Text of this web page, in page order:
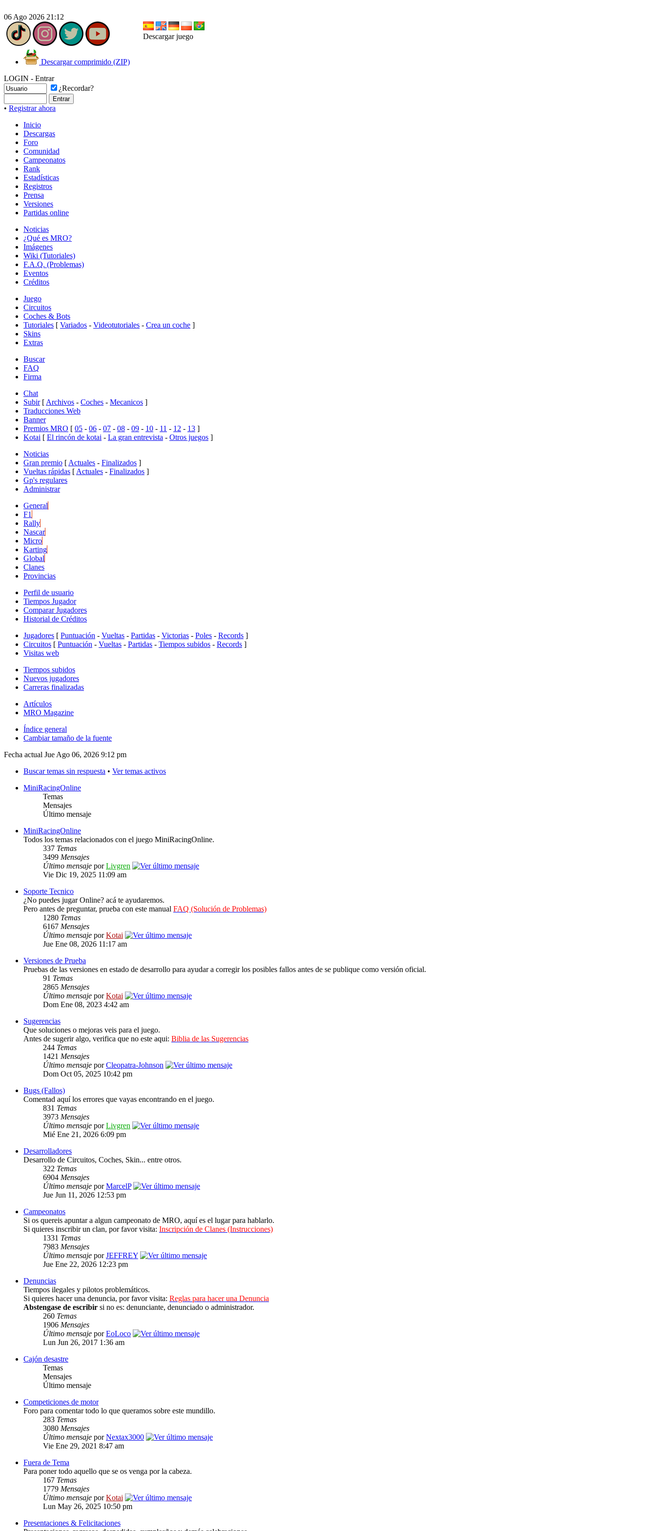
06 Ago 2026 21:12
Descargar juego
Descargar comprimido (ZIP)
LOGIN - Entrar
¿Recordar?
• Registrar ahora
Inicio
Descargas
Foro
Comunidad
Campeonatos
Rank
Estadísticas
Registros
Prensa
Versiones
Partidas online
Noticias
¿Qué es MRO?
Imágenes
Wiki (Tutoriales)
F.A.Q. (Problemas)
Eventos
Créditos
Juego
Circuitos
Coches & Bots
Tutoriales [ Variados - Videotutoriales - Crea un coche ]
Skins
Extras
Buscar
FAQ
Firma
Chat
Subir [ Archivos - Coches - Mecanicos ]
Traducciones Web
Banner
Premios MRO [ 05 - 06 - 07 - 08 - 09 - 10 - 11 - 12 - 13 ]
Kotai [ El rincón de kotai - La gran entrevista - Otros juegos ]
Noticias
Gran premio [ Actuales - Finalizados ]
Vueltas rápidas [ Actuales - Finalizados ]
Gp's regulares
Administrar
General
F1
Rally
Nascar
Micro
Karting
Global
Clanes
Provincias
Perfil de usuario
Tiempos Jugador
Comparar Jugadores
Historial de Créditos
Jugadores [ Puntuación - Vueltas - Partidas - Victorias - Poles - Records ]
Circuitos [ Puntuación - Vueltas - Partidas - Tiempos subidos - Records ]
Visitas web
Tiempos subidos
Nuevos jugadores
Carreras finalizadas
Artículos
MRO Magazine
Índice general
Cambiar tamaño de la fuente
Fecha actual Jue Ago 06, 2026 9:12 pm
Buscar temas sin respuesta • Ver temas activos
MiniRacingOnline
Temas
Mensajes
Último mensaje
MiniRacingOnline
Todos los temas relacionados con el juego MiniRacingOnline.
337 Temas
3499 Mensajes
Último mensaje porLivgren
Vie Dic 19, 2025 11:09 am
Soporte Tecnico
¿No puedes jugar Online? acá te ayudaremos.
Pero antes de preguntar, prueba con este manual FAQ (Solución de Problemas)
1280 Temas
6167 Mensajes
Último mensaje porKotai
Jue Ene 08, 2026 11:17 am
Versiones de Prueba
Pruebas de las versiones en estado de desarrollo para ayudar a corregir los posibles fallos antes de se publique como versión oficial.
91 Temas
2865 Mensajes
Último mensaje porKotai
Dom Ene 08, 2023 4:42 am
Sugerencias
Que soluciones o mejoras veis para el juego.
Antes de sugerir algo, verifica que no este aqui: Biblia de las Sugerencias
244 Temas
1421 Mensajes
Último mensaje porCleopatra-Johnson
Dom Oct 05, 2025 10:42 pm
Bugs (Fallos)
Comentad aquí los errores que vayas encontrando en el juego.
831 Temas
3973 Mensajes
Último mensaje porLivgren
Mié Ene 21, 2026 6:09 pm
Desarrolladores
Desarrollo de Circuitos, Coches, Skin... entre otros.
322 Temas
6904 Mensajes
Último mensaje porMarcelP
Jue Jun 11, 2026 12:53 pm
Campeonatos
Si os quereis apuntar a algun campeonato de MRO, aquí es el lugar para hablarlo.
Si quieres inscribir un clan, por favor visita: Inscripción de Clanes (Instrucciones)
1331 Temas
7983 Mensajes
Último mensaje porJEFFREY
Jue Ene 22, 2026 12:23 pm
Denuncias
Tiempos ilegales y pilotos problemáticos.
Si quieres hacer una denuncia, por favor visita: Reglas para hacer una Denuncia
Abstengase de escribir si no es: denunciante, denunciado o administrador.
260 Temas
1906 Mensajes
Último mensaje porEoLoco
Lun Jun 26, 2017 1:36 am
Cajón desastre
Temas
Mensajes
Último mensaje
Competiciones de motor
Foro para comentar todo lo que queramos sobre este mundillo.
283 Temas
3080 Mensajes
Último mensaje porNextax3000
Vie Ene 29, 2021 8:47 am
Fuera de Tema
Para poner todo aquello que se os venga por la cabeza.
167 Temas
1779 Mensajes
Último mensaje porKotai
Lun May 26, 2025 10:50 pm
Presentaciones & Felicitaciones